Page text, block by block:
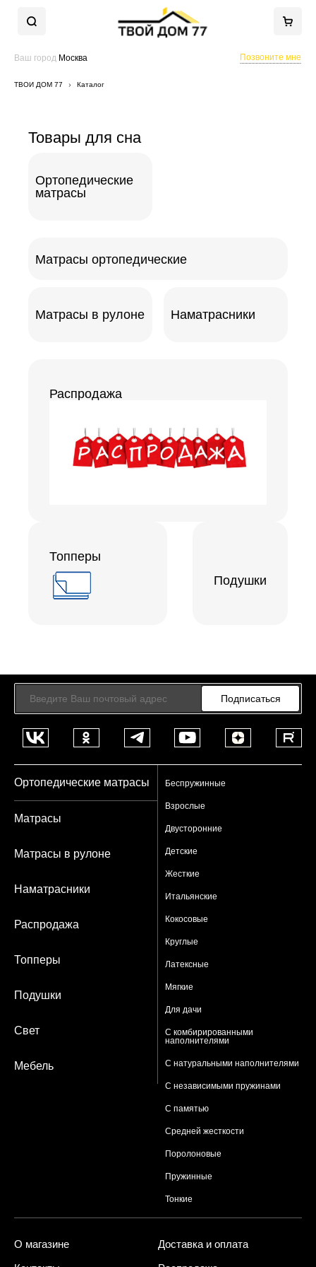
Ваш город Москва Позвоните мне
ТВОЙ ДОМ 77 Каталог
Товары для сна
Ортопедические
матрасы
Матрасы ортопедические
Матрасы в рулоне Наматрасники
Распродажа
Топперы
Подушки
Подписаться
Ортопедические матрасы Беспружинные
Взрослые
Двусторонние
Детские
Жесткие
Итальянские
Кокосовые
Круглые
Латексные
Мягкие
Для дачи
С комбирированными
наполнителями
С натуральными наполнителями
С независимыми пружинами
С памятью
Средней жесткости
Поролоновые
Пружинные
Тонкие
Матрасы
Матрасы в рулоне
Наматрасники
Распродажа
Топперы
Подушки
Свет
Мебель
О магазине
Доставка и оплата